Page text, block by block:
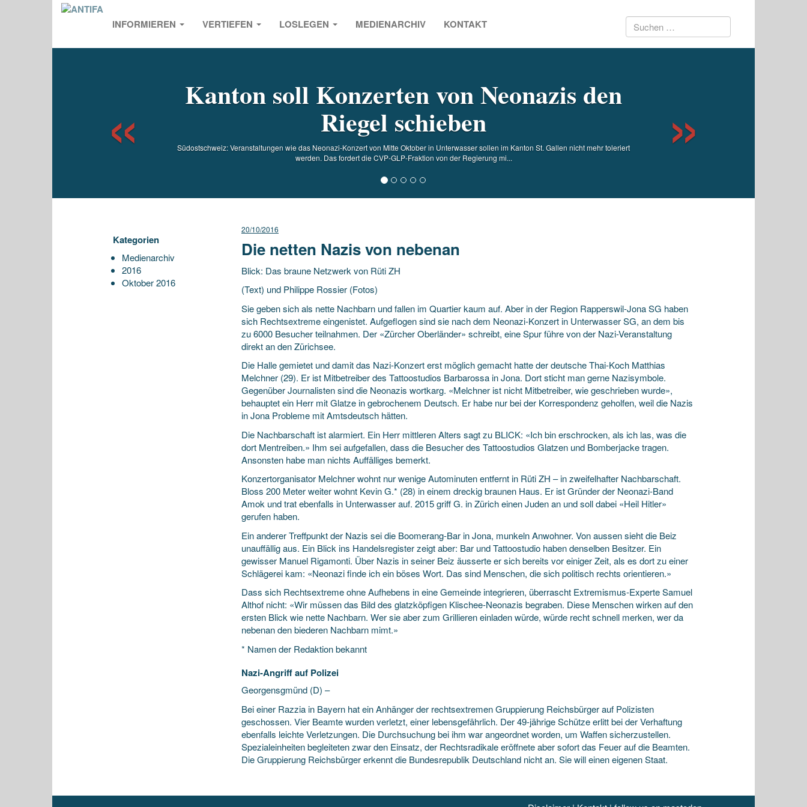
INFORMIEREN VERTIEFEN LOSLEGEN MEDIENARCHIV KONTAKT Suchen
Kanton soll Konzerten von Neonazis den
Riegel schieben
Südostschweiz: Veranstaltungen wie das Neonazi-Konzert von Mitte Oktober in Unterwasser sollen im Kanton St. Gallen nicht mehr toleriert
werden. Das fordert die CVP-GLP-Fraktion von der Regierung mi...
Previous
Kategorien
Medienarchiv
2016
Oktober 2016
20/10/2016
Die netten Nazis von nebenan
Blick: Das braune Netzwerk von Rüti ZH
(Text) und Philippe Rossier (Fotos)
Sie geben sich als nette Nachbarn und fallen im Quartier kaum auf. Aber in der Region Rapperswil-Jona SG haben
sich Rechtsextreme eingenistet. Aufgeflogen sind sie nach dem Neonazi-Konzert in Unterwasser SG, an dem bis
zu 6000 Besucher teilnahmen. Der «Zürcher Oberländer» schreibt, eine Spur führe von der Nazi-Veranstaltung
direkt an den Zürichsee.
Die Halle gemietet und damit das Nazi-Konzert erst möglich gemacht hatte der deutsche Thai-Koch Matthias
Melchner (29). Er ist Mitbetreiber des Tattoostudios Barbarossa in Jona. Dort sticht man gerne Nazisymbole.
Gegenüber Journalisten sind die Neonazis wortkarg. «Melchner ist nicht Mitbetreiber, wie geschrieben wurde»,
behauptet ein Herr mit Glatze in gebrochenem Deutsch. Er habe nur bei der Korrespondenz geholfen, weil die Nazis
in Jona Probleme mit Amtsdeutsch hätten.
Die Nachbarschaft ist alarmiert. Ein Herr mittleren Alters sagt zu BLICK: «Ich bin erschrocken, als ich las, was die
dort Mentreiben.» Ihm sei aufgefallen, dass die Besucher des Tattoostudios Glatzen und Bomberjacke tragen.
Ansonsten habe man nichts Auffälliges bemerkt.
Konzertorganisator Melchner wohnt nur wenige Autominuten entfernt in Rüti ZH – in zweifelhafter Nachbarschaft.
Bloss 200 Meter weiter wohnt Kevin G.* (28) in einem dreckig braunen Haus. Er ist Gründer der Neonazi-Band
Amok und trat ebenfalls in Unterwasser auf. 2015 griff G. in Zürich einen Juden an und soll dabei «Heil Hitler»
gerufen haben.
Ein anderer Treffpunkt der Nazis sei die Boomerang-Bar in Jona, munkeln Anwohner. Von aussen sieht die Beiz
unauffällig aus. Ein Blick ins Handelsregister zeigt aber: Bar und Tattoostudio haben denselben Besitzer. Ein
gewisser Manuel Rigamonti. Über Nazis in seiner Beiz äusserte er sich bereits vor einiger Zeit, als es dort zu einer
Schlägerei kam: «Neonazi finde ich ein böses Wort. Das sind Menschen, die sich politisch rechts orientieren.»
Dass sich Rechtsextreme ohne Aufhebens in eine Gemeinde integrieren, überrascht Extremismus-Experte Samuel
Althof nicht: «Wir müssen das Bild des glatzköpfigen Klischee-Neonazis begraben. Diese Menschen wirken auf den
ersten Blick wie nette Nachbarn. Wer sie aber zum Grillieren einladen würde, würde recht schnell merken, wer da
nebenan den biederen Nachbarn mimt.»
* Namen der Redaktion bekannt
Nazi-Angriff auf Polizei
Georgensgmünd (D) –
Bei einer Razzia in Bayern hat ein Anhänger der rechtsextremen Gruppierung Reichsbürger auf Polizisten
geschossen. Vier Beamte wurden verletzt, einer lebensgefährlich. Der 49-jährige Schütze erlitt bei der Verhaftung
ebenfalls leichte Verletzungen. Die Durchsuchung bei ihm war angeordnet worden, um Waffen sicherzustellen.
Spezialeinheiten begleiteten zwar den Einsatz, der Rechtsradikale eröffnete aber sofort das Feuer auf die Beamten.
Die Gruppierung Reichsbürger erkennt die Bundesrepublik Deutschland nicht an. Sie will einen eigenen Staat.